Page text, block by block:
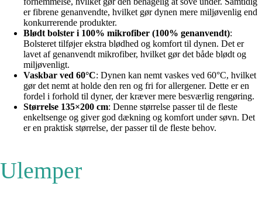
er fibrene genanvendte, hvilket gør dynen mere miljøvenlig end
konkurrerende produkter.
Blødt bolster i 100% mikrofiber (100% genanvendt):
Bolsteret tilføjer ekstra blødhed og komfort til dynen. Det er
lavet af genanvendt mikrofiber, hvilket gør det både blødt og
miljøvenligt.
Vaskbar ved 60°C: Dynen kan nemt vaskes ved 60°C, hvilket
gør det nemt at holde den ren og fri for allergener. Dette er en
fordel i forhold til dyner, der kræver mere besværlig rengøring.
Størrelse 135×200 cm: Denne størrelse passer til de fleste
enkeltsenge og giver god dækning og komfort under søvn. Det
er en praktisk størrelse, der passer til de fleste behov.
Ulemper